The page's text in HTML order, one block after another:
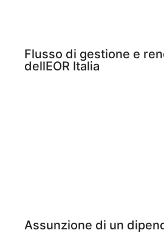
Flusso di gestione e
dellEOR Italia
Assunzione di un